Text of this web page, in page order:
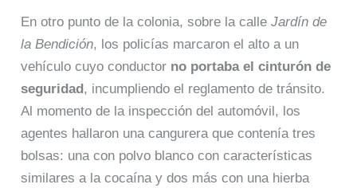
En otro punto de la colonia, sobre la calleJardín de
la Bendición, los policías marcaron el alto a un
vehículo cuyo conductor no portaba el cinturón de
seguridad , incumpliendo el reglamento de tránsito.
Al momento de la inspección del automóvil, los
agentes hallaron una cangurera que contenía tres
bolsas: una con polvo blanco con características
similares a la cocaína y dos más con una hierba